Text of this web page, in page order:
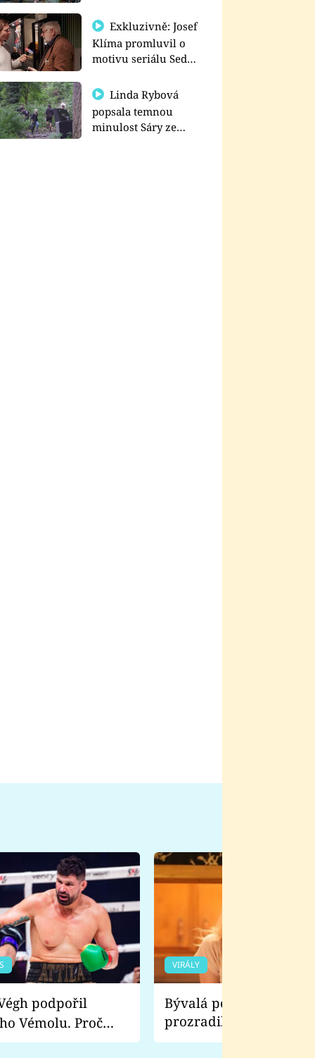
prima+
Exkluzivně: Josef
Klíma promluvil o
motivu seriálu Sedm
Linda Rybová
popsala temnou
minulost Sáry ze
Vémolu. Proč
zápasit s ním než
VIRÁLY
Bývalá pornoherečka
prozradila, co ji
natáčení Euforie.